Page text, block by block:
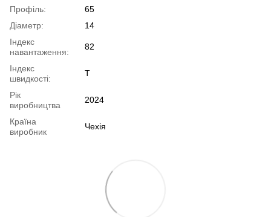
Профіль:
65
Діаметр:
14
Індекс
навантаження:
82
Індекс
швидкості:
T
Рік
виробництва
2024
Країна
виробник
Чехія